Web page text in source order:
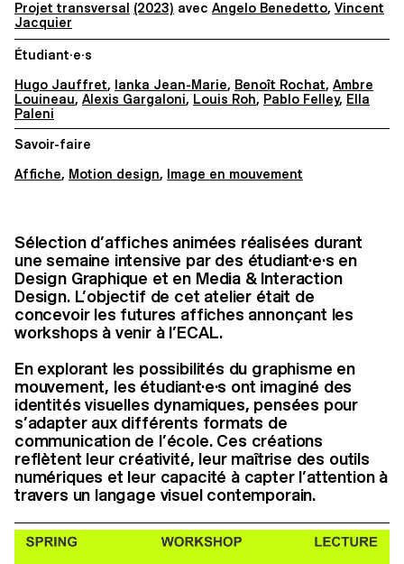
Projet transversal (2023) avec Angelo Benedetto, Vincent
Jacquier
Étudiant·e·s
Hugo Jauffret, Ianka Jean-Marie, Benoît Rochat, Ambre
Louineau, Alexis Gargaloni, Louis Roh, Pablo Felley, Ella
Paleni
Savoir-faire
Affiche, Motion design, Image en mouvement
Sélection d’affiches animées réalisées durant
une semaine intensive par des étudiant·e·s en
Design Graphique et en Media & Interaction
Design. L’objectif de cet atelier était de
concevoir les futures affiches annonçant les
workshops à venir à l’ECAL.
En explorant les possibilités du graphisme en
mouvement, les étudiant·e·s ont imaginé des
identités visuelles dynamiques, pensées pour
s’adapter aux différents formats de
communication de l’école. Ces créations
reflètent leur créativité, leur maîtrise des outils
numériques et leur capacité à capter l’attention à
travers un langage visuel contemporain.